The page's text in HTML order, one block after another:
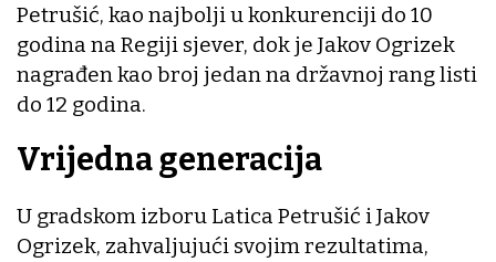
Petrušić, kao najbolji u konkurenciji do 10
godina na Regiji sjever, dok je Jakov Ogrizek
nagrađen kao broj jedan na državnoj rang listi
do 12 godina.
Vrijedna generacija
U gradskom izboru Latica Petrušić i Jakov
Ogrizek, zahvaljujući svojim rezultatima,